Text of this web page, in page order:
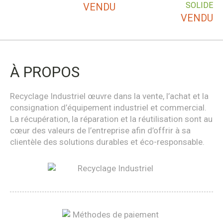
SOLIDE
VENDU
VENDU
À PROPOS
Recyclage Industriel œuvre dans la vente, l’achat et la
consignation d’équipement industriel et commercial.
La récupération, la réparation et la réutilisation sont au
cœur des valeurs de l’entreprise afin d’offrir à sa
clientèle des solutions durables et éco-responsable.